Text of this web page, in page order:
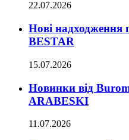
22.07.2026
Нові надходження
BESTAR
15.07.2026
Новинки від
ARABESKI
11.07.2026